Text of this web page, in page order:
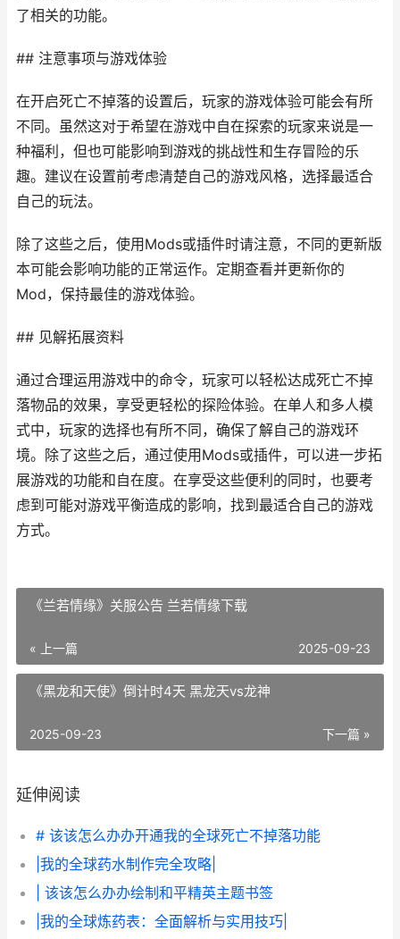
了相关的功能。
## 注意事项与游戏体验
在开启死亡不掉落的设置后，玩家的游戏体验可能会有所
不同。虽然这对于希望在游戏中自在探索的玩家来说是一
种福利，但也可能影响到游戏的挑战性和生存冒险的乐
趣。建议在设置前考虑清楚自己的游戏风格，选择最适合
自己的玩法。
除了这些之后，使用Mods或插件时请注意，不同的更新版
本可能会影响功能的正常运作。定期查看并更新你的
Mod，保持最佳的游戏体验。
## 见解拓展资料
通过合理运用游戏中的命令，玩家可以轻松达成死亡不掉
落物品的效果，享受更轻松的探险体验。在单人和多人模
式中，玩家的选择也有所不同，确保了解自己的游戏环
境。除了这些之后，通过使用Mods或插件，可以进一步拓
展游戏的功能和自在度。在享受这些便利的同时，也要考
虑到可能对游戏平衡造成的影响，找到最适合自己的游戏
方式。
《兰若情缘》关服公告 兰若情缘下载
« 上一篇 2025-09-23
《黑龙和天使》倒计时4天 黑龙天vs龙神
下一篇 »
2025-09-23
延伸阅读
# 该该怎么办办开通我的全球死亡不掉落功能
|我的全球药水制作完全攻略|
| 该该怎么办办绘制和平精英主题书签
|我的全球炼药表：全面解析与实用技巧|